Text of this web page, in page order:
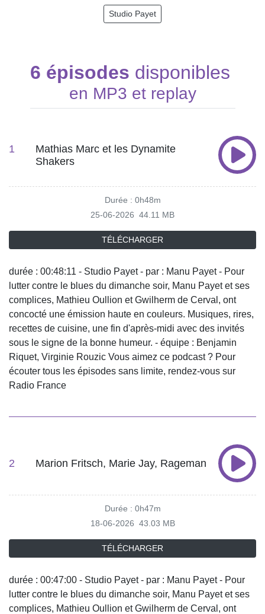
Studio Payet
6 épisodes disponibles
en MP3 et replay
1
Mathias Marc et les Dynamite
Shakers
Durée : 0h48m
25-06-2026 44.11 MB
TÉLÉCHARGER
durée : 00:48:11 - Studio Payet - par : Manu Payet - Pour
lutter contre le blues du dimanche soir, Manu Payet et ses
complices, Mathieu Oullion et Gwilherm de Cerval, ont
concocté une émission haute en couleurs. Musiques, rires,
recettes de cuisine, une fin d'après-midi avec des invités
sous le signe de la bonne humeur. - équipe : Benjamin
Riquet, Virginie Rouzic Vous aimez ce podcast ? Pour
écouter tous les épisodes sans limite, rendez-vous sur
Radio France
2 Marion Fritsch, Marie Jay, Rageman
Durée : 0h47m
18-06-2026 43.03 MB
TÉLÉCHARGER
durée : 00:47:00 - Studio Payet - par : Manu Payet - Pour
lutter contre le blues du dimanche soir, Manu Payet et ses
complices, Mathieu Oullion et Gwilherm de Cerval, ont